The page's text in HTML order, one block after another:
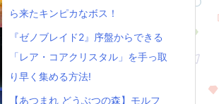
ら来たキンピカなボス！
『ゼノブレイド2』序盤からできる
「レア・コアクリスタル」を手っ取
り早く集める方法!
【あつまれ どうぶつの森】モルフ